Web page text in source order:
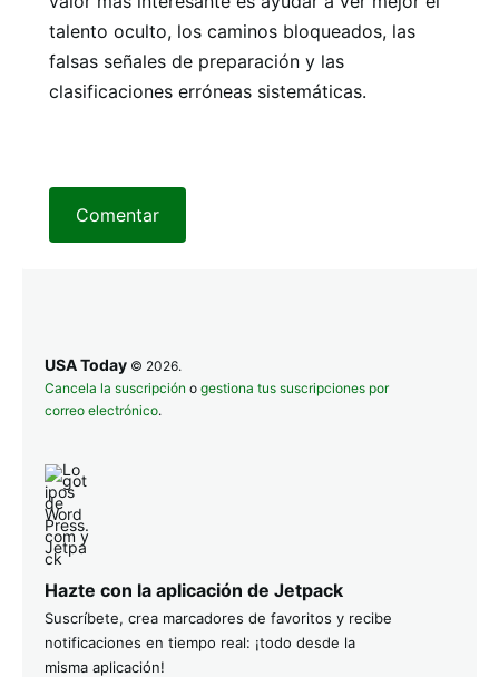
talento oculto, los caminos bloqueados, las
falsas señales de preparación y las
clasificaciones erróneas sistemáticas.
Comentar
USA Today © 2026.
Cancela la suscripción o gestiona tus suscripciones por
correo electrónico.
Hazte con la aplicación de Jetpack
Suscríbete, crea marcadores de favoritos y recibe
notificaciones en tiempo real: ¡todo desde la
misma aplicación!